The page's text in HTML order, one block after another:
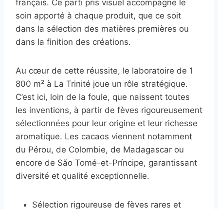
français. Ce parti pris visuel accompagne le
soin apporté à chaque produit, que ce soit
dans la sélection des matières premières ou
dans la finition des créations.
Au cœur de cette réussite, le laboratoire de 1
800 m² à La Trinité joue un rôle stratégique.
C’est ici, loin de la foule, que naissent toutes
les inventions, à partir de fèves rigoureusement
sélectionnées pour leur origine et leur richesse
aromatique. Les cacaos viennent notamment
du Pérou, de Colombie, de Madagascar ou
encore de São Tomé-et-Príncipe, garantissant
diversité et qualité exceptionnelle.
Sélection rigoureuse de fèves rares et